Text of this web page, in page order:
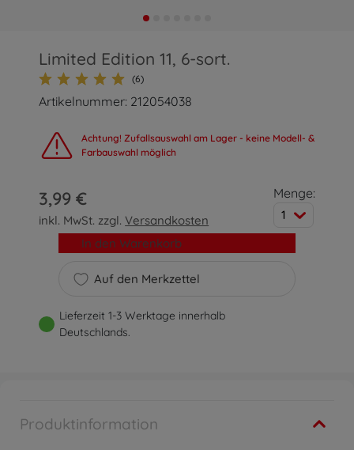
Limited Edition 11, 6-sort.
(6)
Artikelnummer: 212054038
Achtung! Zufallsauswahl am Lager - keine Modell- &
Farbauswahl möglich
3,99 €
inkl. MwSt. zzgl.Versandkosten
Menge:
1
Auf den Merkzettel
In den Warenkorb
Lieferzeit 1-3 Werktage innerhalb
Deutschlands.
Produktinformation